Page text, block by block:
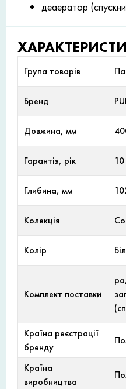
деаератор
Група товарів
Бренд
Довжина, мм
Гарантія, рік 10
Глибина, мм
Колекція
Колір
Комплект поставки
Країна реєстрації
бренду
Країна
виробництва